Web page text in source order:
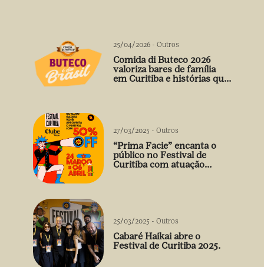
25/04/2026 - Outros
Comida di Buteco 2026
valoriza bares de família
em Curitiba e histórias que
27/03/2025 - Outros
“Prima Facie” encanta o
público no Festival de
Curitiba com atuação
25/03/2025 - Outros
Cabaré Haikai abre o
Festival de Curitiba 2025.